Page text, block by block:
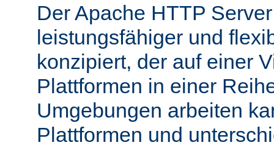
Der Apache HTTP
leistungsfähiger und
konzipiert, der auf einer
Plattformen in einer
Umgebungen arbeiten
Plattformen und